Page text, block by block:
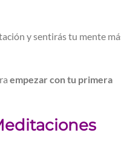
y sentirás tu mente
empezar con tu primera